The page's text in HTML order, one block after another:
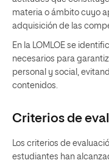
materia o ámbito cuyo
adquisición de las
En la LOMLOE se
necesarios para
personal y social,
contenidos.
Criterios de
Los criterios de
estudiantes han